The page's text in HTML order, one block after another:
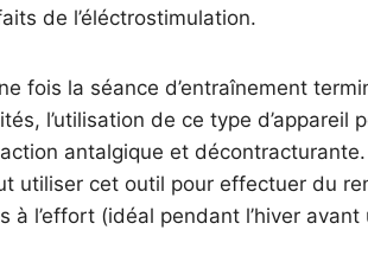
de l’éléctrostimulation.
fois la séance d’entraînement
l’utilisation de ce type d’appareil
antalgique et décontracturante.
utiliser cet outil pour effectuer du
à l’effort (idéal pendant l’hiver avant